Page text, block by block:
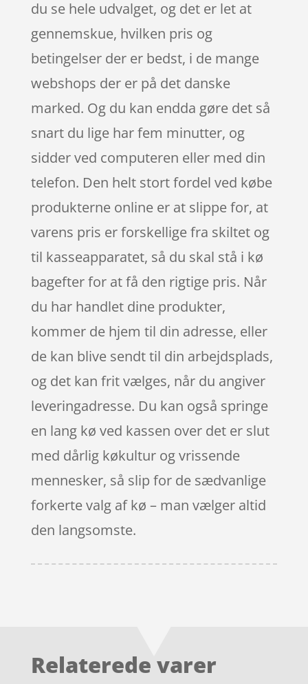
du se hele udvalget, og det er let at
gennemskue, hvilken pris og
betingelser der er bedst, i de mange
webshops der er på det danske
marked. Og du kan endda gøre det så
snart du lige har fem minutter, og
sidder ved computeren eller med din
telefon. Den helt stort fordel ved købe
produkterne online er at slippe for, at
varens pris er forskellige fra skiltet og
til kasseapparatet, så du skal stå i kø
bagefter for at få den rigtige pris. Når
du har handlet dine produkter,
kommer de hjem til din adresse, eller
de kan blive sendt til din arbejdsplads,
og det kan frit vælges, når du angiver
leveringadresse. Du kan også springe
en lang kø ved kassen over det er slut
med dårlig køkultur og vrissende
mennesker, så slip for de sædvanlige
forkerte valg af kø – man vælger altid
den langsomste.
Relaterede varer